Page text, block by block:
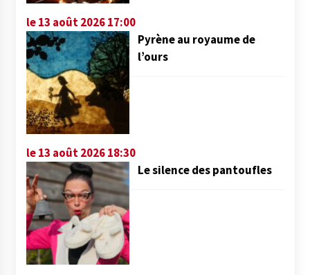
le 13 août 2026 17:00
Pyrène au royaume de
l’ours
le 13 août 2026 18:30
Le silence des pantoufles